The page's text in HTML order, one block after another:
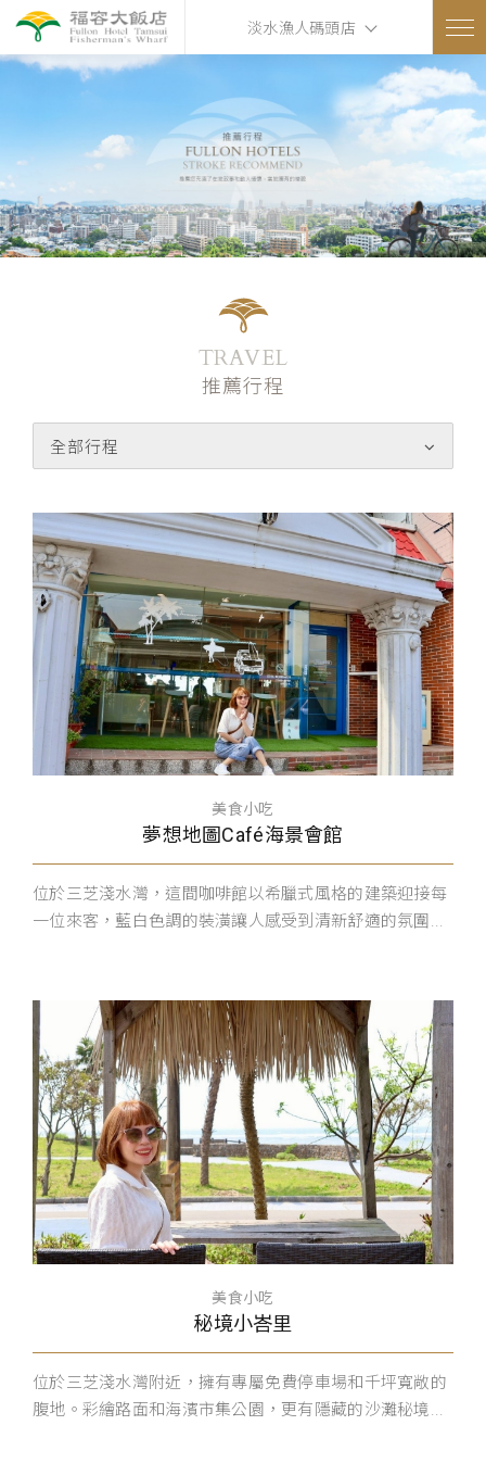
淡水漁人碼頭店
TRAVEL
推薦行程
全部行程
美食小吃
夢想地圖Café海景會館
位於三芝淺水灣，這間咖啡館以希臘式風格的建築迎接每
一位來客，藍白色調的裝潢讓人感受到清新舒適的氛圍...
美食小吃
秘境小峇里
位於三芝淺水灣附近，擁有專屬免費停車場和千坪寬敞的
腹地。彩繪路面和海濱市集公園，更有隱藏的沙灘秘境...